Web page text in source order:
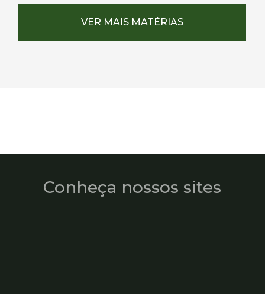
VER MAIS MATÉRIAS
Conheça nossos sites